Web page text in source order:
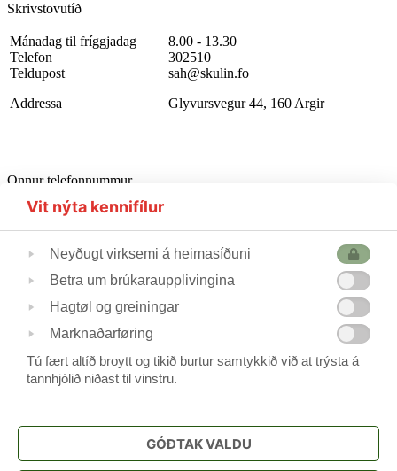
Skrivstovutíð
Mánadag til fríggjadag
Telefon
Teldupost
Addressa
8.00 - 13.30
302510
sah@skulin.fo
Glyvursvegur 44, 160 Argir
Onnur telefonnummur
Starvsfólkarúm
Førleikastovan
Heilsufrøðingur
302510
222445
562355
Varaskúlastjórin
Skrivstovukvinnan
227244 / 223690
506088
215388/211744
Frítíðarskúlin www.argjahamri.fo
Vit nýta kennifílur
Neyðugt virksemi á heimasíðuni
Betra um brúkaraupplivingina
Hagtøl og greiningar
Marknaðarføring
Tú fært altíð broytt og tikið burtur samtykkið við at trýsta á
tannhjólið niðast til vinstru.
GÓÐTAK VALDU